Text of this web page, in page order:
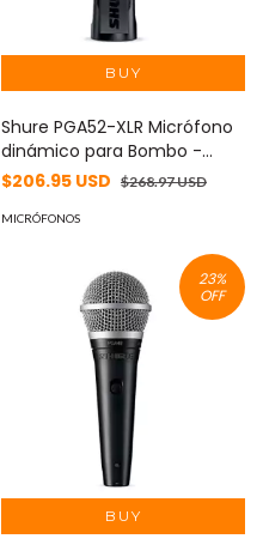
Shure PGA52-XLR Micrófono
dinámico para Bombo -
Modelo PGA52-XLR, Ideal
Respuesta en Frecuencia
$206.95 USD $268.97 USD
MICRÓFONOS
23%
OFF